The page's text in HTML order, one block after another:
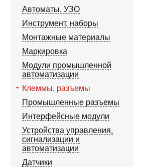
Автоматы, УЗО
Инструмент, наборы
Монтажные материалы
Маркировка
Модули промышленной
автоматизации
Клеммы, разъемы
Промышленные разъемы
Интерфейсные модули
Устройства управления,
сигнализации и
автоматизации
Датчики